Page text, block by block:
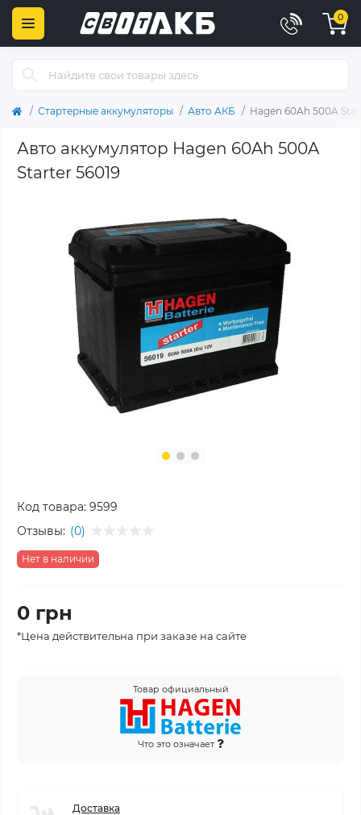
0
Стартерные аккумуляторы Авто АКБ Hagen 60Ah 500A
Авто аккумулятор Hagen 60Ah 500A
Starter 56019
Код товара: 9599
Отзывы: (0)
Нет в наличии
0 грн
*Цена действительна при заказе на сайте
Товар официальный
Что это означает
Доставка